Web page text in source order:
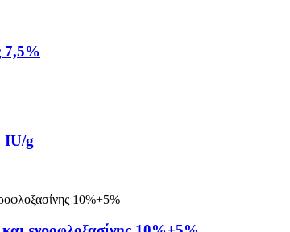
7,5%
IU/g